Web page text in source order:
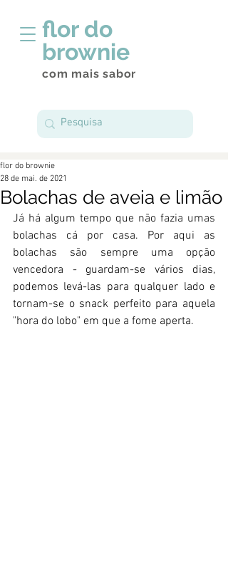
flor do
brownie
com mais sabor
Bolachas de aveia e limão
flor do brownie
28 de mai. de 2021
Já há algum tempo que não fazia umas
bolachas cá por casa. Por aqui as
bolachas são sempre uma opção
vencedora - guardam-se vários dias,
podemos levá-las para qualquer lado e
tornam-se o snack perfeito para aquela
"hora do lobo" em que a fome aperta.